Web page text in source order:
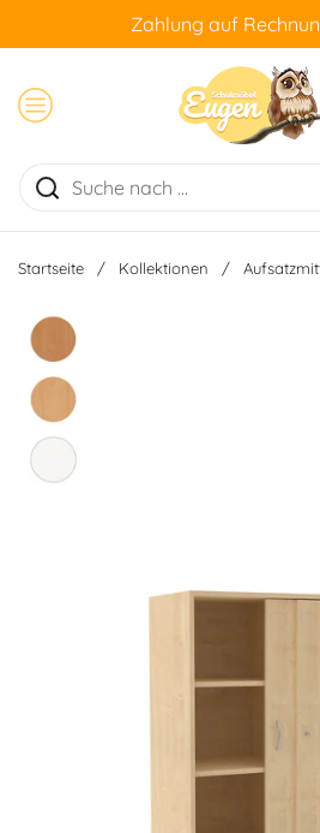
Zum Inhalt springenZahlung auf
Menü öffnen
Startseite / Kollektionen /